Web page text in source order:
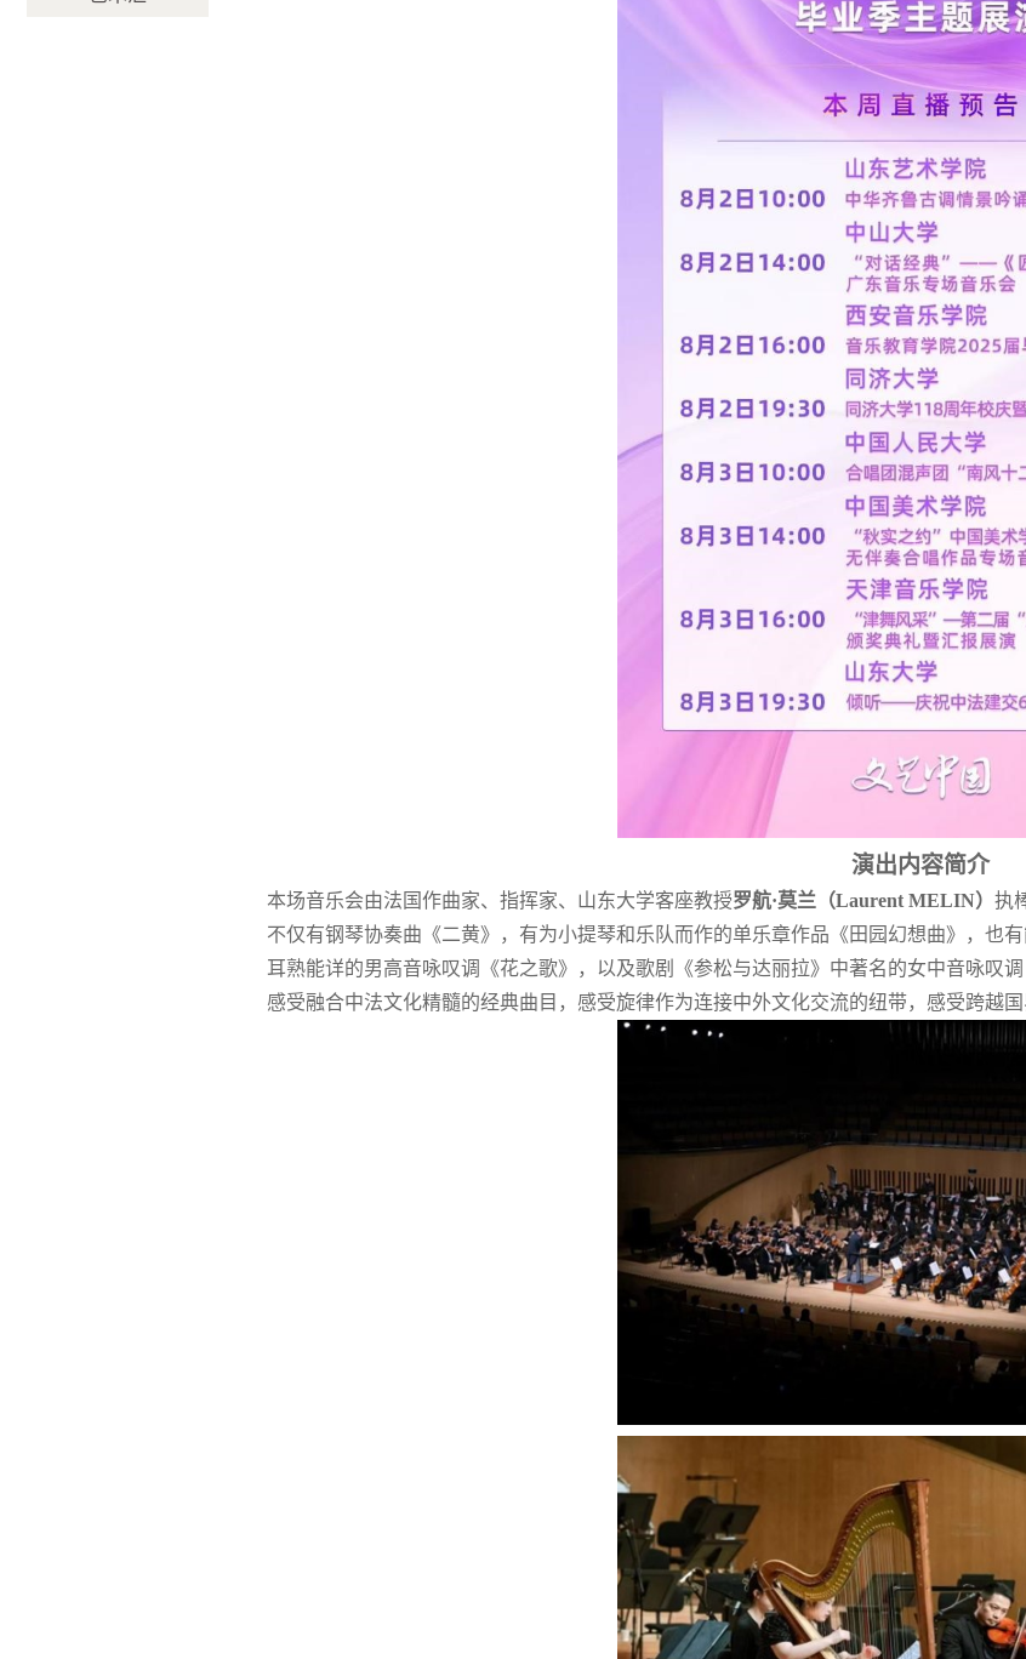
演出内容简介
本场音乐会由法国作曲家、指挥家、山东大学客座教授罗航·莫兰（Laurent MELIN） 执
不仅有钢琴协奏曲《二黄》，有为小提琴和乐队而作的单乐章作品《田园幻想曲》，也
耳熟能详的男高音咏叹调《花之歌》，以及歌剧《参松与达丽拉》中著名的女中音咏叹
感受融合中法文化精髓的经典曲目，感受旋律作为连接中外文化交流的纽带，感受跨越